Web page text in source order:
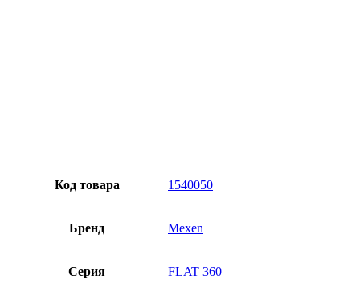
Код товара 1540050
Бренд Mexen
Серия FLAT 360